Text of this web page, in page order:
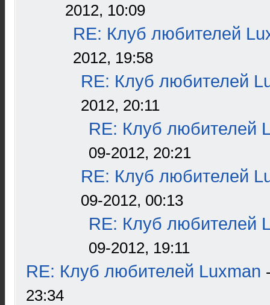
2012, 10:09
RE: Клуб любителей
2012, 19:58
RE: Клуб любителей
2012, 20:11
RE: Клуб любителей
09-2012, 20:21
RE: Клуб любителей
09-2012, 00:13
RE: Клуб любителей
09-2012, 19:11
RE: Клуб любителей Luxman
23:34